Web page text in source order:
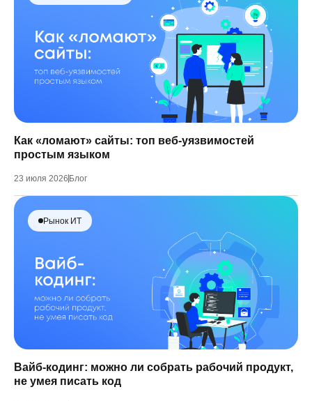
Как «ломают» сайты: топ веб-уязвимостей
простым языком
23 июля 2026 Блог
Рынок ИТ
Вайб-кодинг: можно ли собрать рабочий продукт,
не умея писать код